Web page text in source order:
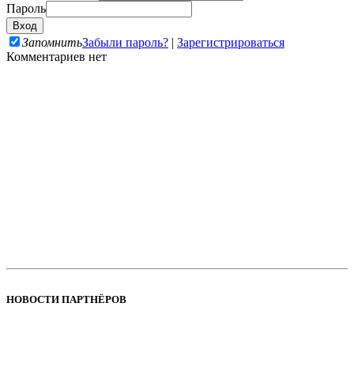
Пароль
ЗапомнитьЗабыли пароль? | Зарегистрироваться
Комментариев нет
НОВОСТИ ПАРТНЁРОВ